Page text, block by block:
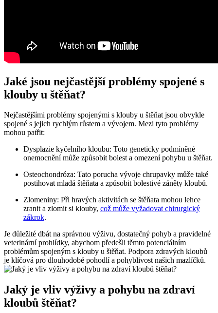
Jaké jsou nejčastější problémy spojené s
klouby u štěňat?
Nejčastějšími problémy spojenými s klouby u štěňat jsou obvykle
spojené s jejich rychlým růstem a vývojem. Mezi tyto problémy
mohou patřit:
Dysplazie kyčelního kloubu: Toto geneticky podmíněné
onemocnění může způsobit bolest a omezení pohybu u štěňat.
Osteochondróza: Tato porucha vývoje chrupavky může také
postihovat mladá štěňata a způsobit bolestivé záněty kloubů.
Zlomeniny: Při hravých aktivitách se štěňata mohou lehce
zranit a zlomit si klouby, což může vyžadovat chirurgický
zákrok.
Je důležité dbát na správnou výživu, dostatečný pohyb a pravidelné
veterinární prohlídky, abychom předešli těmto potenciálním
problémům spojeným s klouby u štěňat. Podpora zdravých kloubů
je klíčová pro dlouhodobé pohodlí a pohyblivost našich mazlíčků.
Jaký je vliv výživy a pohybu na zdraví
kloubů štěňat?